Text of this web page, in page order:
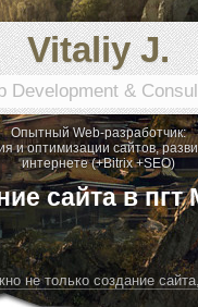
Vitaliy J.
Development &
Опытный Web-разработчик:
и оптимизации сайтов,
интернете (+Bitrix +SEO)
сайта в пгт
не только создание